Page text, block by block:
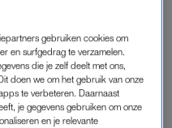
Jamie Li praat met hem
periode waarin hij als
gebruiken cookies om
en surfgedrag te verzamelen.
die je zelf deelt met ons,
doen we om het gebruik van onze
te verbeteren. Daarnaast
je gegevens gebruiken om onze
en je relevante